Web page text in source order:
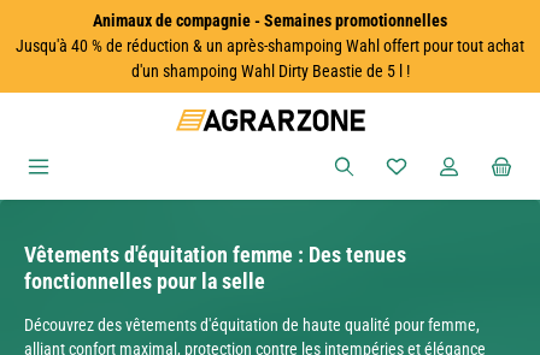
Passer au contenu principalAnimaux de compagnie - Semaines promotionnelles
Jusqu'à 40 % de réduction & un après-shampoing Wahl offert pour tout achat
d'un shampoing Wahl Dirty Beastie de 5 l !
Vous avez 0
Vêtements d'équitation femme : Des tenues
fonctionnelles pour la selle
Découvrez des vêtements d'équitation de haute qualité pour femme,
alliant confort maximal, protection contre les intempéries et élégance